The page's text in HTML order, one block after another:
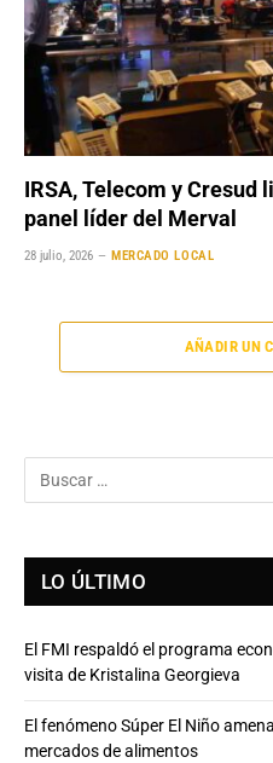
IRSA, Telecom y Cresud
panel líder del Merval
28 julio, 2026 MERCADO LOCAL
AÑADIR UN
LO ÚLTIMO
El FMI respaldó el programa
visita de Kristalina Georgieva
El fenómeno Súper El Niño
mercados de alimentos